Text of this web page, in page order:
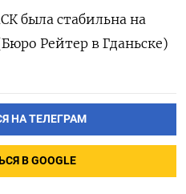
была стабильна на
Рейтер в Гданьске)
НА ТЕЛЕГРАМ
В GOOGLE